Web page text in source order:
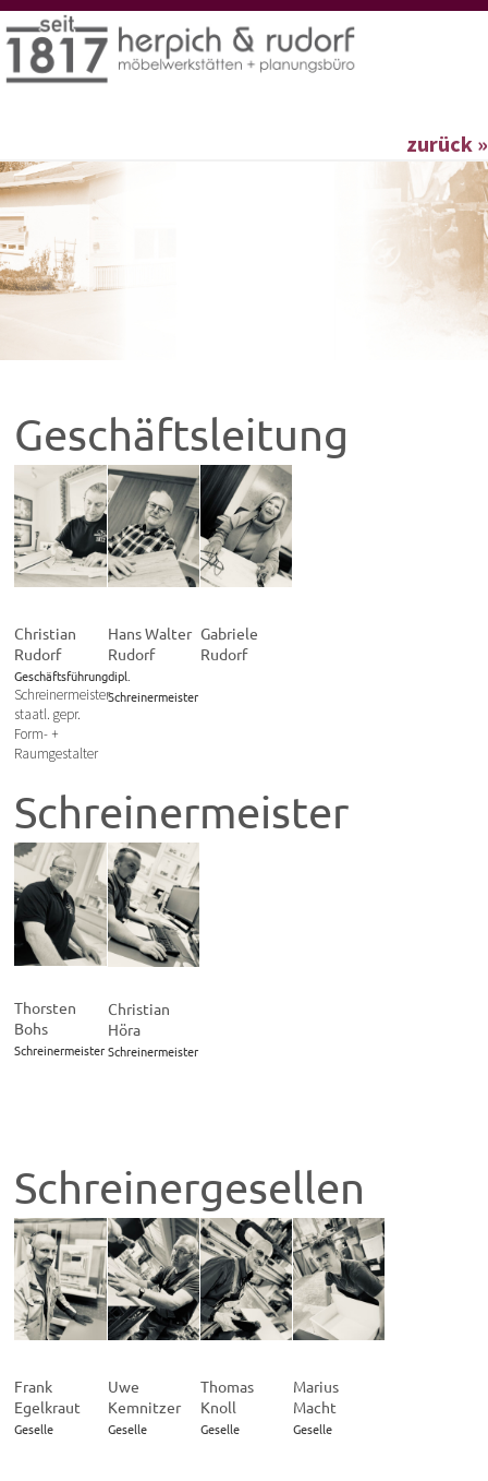
Geschäftsleitung
Christian
Rudorf
Geschäftsführung
Schreinermeister
staatl. gepr.
Form- +
Raumgestalter
Hans Walter
Rudorf
dipl.
Schreinermeister
Gabriele
Rudorf
Schreinermeister
Thorsten
Bohs
Schreinermeister
Christian
Höra
Schreinermeister
Schreinergesellen
Frank
Egelkraut
Geselle
Uwe
Kemnitzer
Geselle
Thomas
Knoll
Geselle
Marius
Macht
Geselle
zurück »